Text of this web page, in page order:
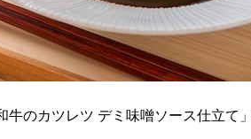
牛のカツレツ デミ味噌ソース仕立て